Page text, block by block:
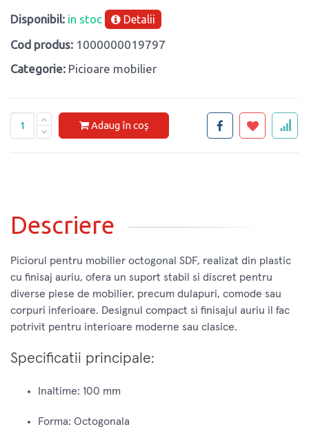
Disponibil: in stoc Detalii
Cod produs: 1000000019797
Categorie: Picioare mobilier
Adaug în coș
Descriere
Piciorul pentru mobilier octogonal SDF, realizat din plastic
cu finisaj auriu, ofera un suport stabil si discret pentru
diverse piese de mobilier, precum dulapuri, comode sau
corpuri inferioare. Designul compact si finisajul auriu il fac
potrivit pentru interioare moderne sau clasice.
Specificatii principale:
Inaltime: 100 mm
Forma: Octogonala